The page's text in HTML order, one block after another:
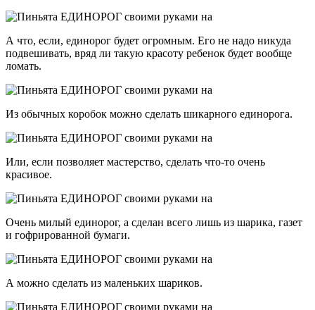
А что, если, единорог будет огромным. Его не надо никуда
подвешивать, вряд ли такую красоту ребенок будет вообще
ломать.
Из обычных коробок можно сделать шикарного единорога.
Или, если позволяет мастерство, сделать что-то очень
красивое.
Очень милый единорог, а сделан всего лишь из шарика, газет
и гофрированной бумаги.
А можно сделать из маленьких шариков.